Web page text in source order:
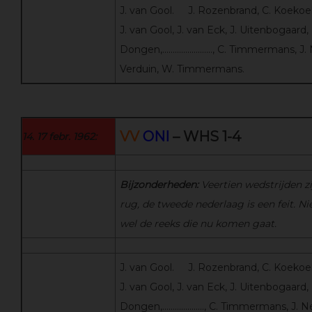
J. van Gool. J. Rozenbrand, C.
J. van Gool, J. van Eck, J. Uitenbogaard,
Dongen,……………………, C. Timmermans,
Verduin, W. Timmermans.
14. 17 febr. 1962: VV ONI – WHS 1-4
Bijzonderheden: Veertien wedstrijden
rug, de tweede nederlaag is een feit.
wel de reeks die nu komen gaat.
J. van Gool. J. Rozenbrand, C.
J. van Gool, J. van Eck, J. Uitenbogaard,
Dongen,……………….., C. Timmermans, J.